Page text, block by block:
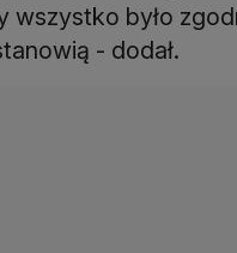
wszystko było
- dodał.